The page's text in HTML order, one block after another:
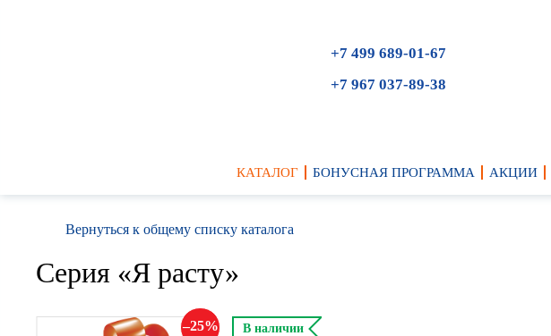
+7 499 689-01-67
+7 967 037-89-38
КАТАЛОГ БОНУСНАЯ ПРОГРАММА АКЦИИ
Вернуться к общему списку каталога
Серия «Я расту»
25 В наличии